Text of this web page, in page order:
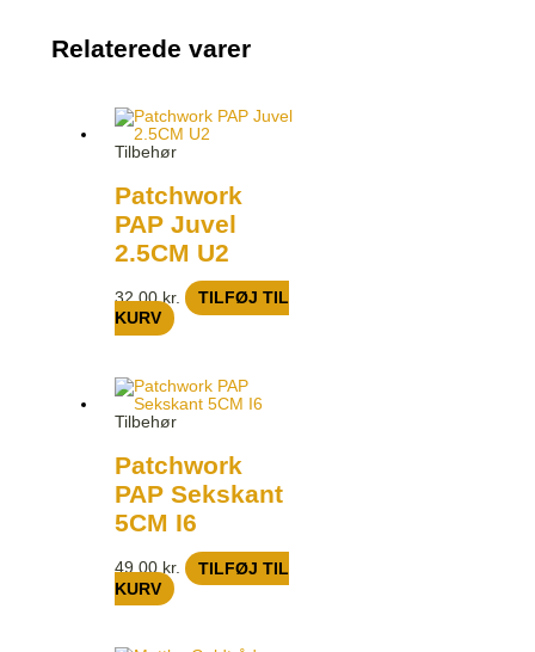
Relaterede varer
Tilbehør
Patchwork
PAP Juvel
2.5CM U2
32,00kr.
TILFØJ TIL
KURV
Tilbehør
Patchwork
PAP Sekskant
5CM I6
49,00kr.
TILFØJ TIL
KURV